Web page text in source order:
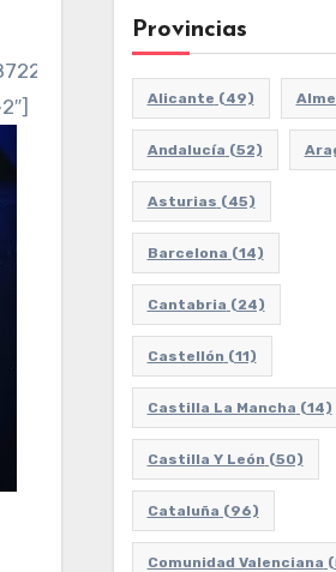
Provincias
Alicante (49)
Andalucía (52)
Asturias (45)
Barcelona (14)
Cantabria (24)
Castellón (11)
Castilla La Mancha (14)
Castilla Y León (50)
Cataluña (96)
Comunidad Valenciana